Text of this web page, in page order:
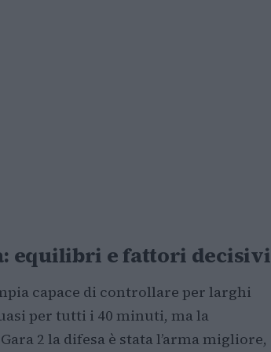
equilibri e fattori decisivi
capace di controllare per larghi
per tutti i 40 minuti, ma la
2 la difesa è stata l’arma migliore,